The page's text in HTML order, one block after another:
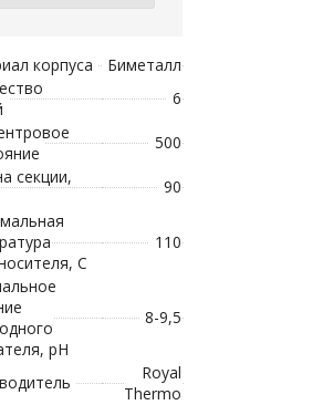
корпуса
Биметалл
6
500
секции,
90
С
110
рН
8-9,5
Royal
Thermo